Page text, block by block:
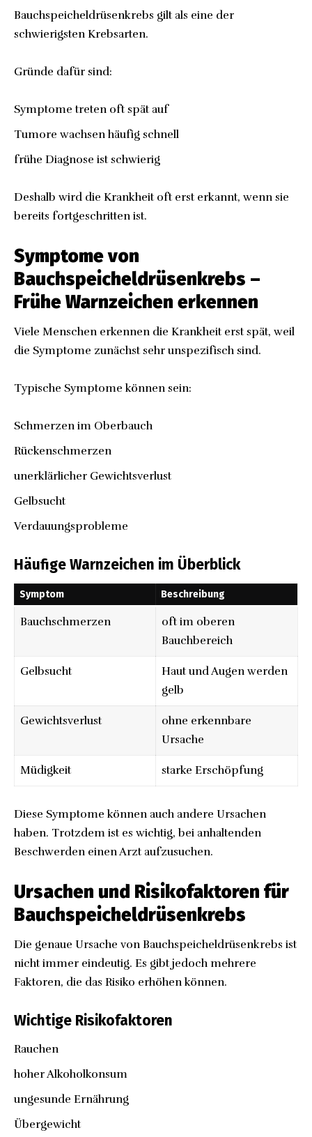
Bauchspeicheldrüsenkrebs gilt als eine der
schwierigsten Krebsarten.
Gründe dafür sind:
Symptome treten oft spät auf
Tumore wachsen häufig schnell
frühe Diagnose ist schwierig
Deshalb wird die Krankheit oft erst erkannt, wenn sie
bereits fortgeschritten ist.
Symptome von
Bauchspeicheldrüsenkrebs –
Frühe Warnzeichen erkennen
Viele Menschen erkennen die Krankheit erst spät, weil
die Symptome zunächst sehr unspezifisch sind.
Typische Symptome können sein:
Schmerzen im Oberbauch
Rückenschmerzen
unerklärlicher Gewichtsverlust
Gelbsucht
Verdauungsprobleme
Häufige Warnzeichen im Überblick
Symptom Beschreibung
Bauchschmerzen
oft im oberen
Bauchbereich
Gelbsucht
Haut und Augen werden
gelb
Gewichtsverlust
ohne erkennbare
Ursache
Müdigkeit starke Erschöpfung
Diese Symptome können auch andere Ursachen
haben. Trotzdem ist es wichtig, bei anhaltenden
Beschwerden einen Arzt aufzusuchen.
Ursachen und Risikofaktoren für
Bauchspeicheldrüsenkrebs
Die genaue Ursache von Bauchspeicheldrüsenkrebs ist
nicht immer eindeutig. Es gibt jedoch mehrere
Faktoren, die das Risiko erhöhen können.
Wichtige Risikofaktoren
Rauchen
hoher Alkoholkonsum
ungesunde Ernährung
Übergewicht